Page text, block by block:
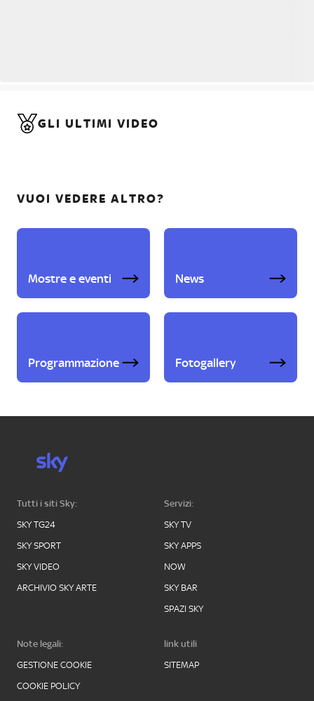
GLI ULTIMI VIDEO
VUOI VEDERE ALTRO?
Mostre e eventi News
Programmazione Fotogallery
Tutti i siti Sky:
SKY TG24
SKY SPORT
SKY VIDEO
ARCHIVIO SKY ARTE
Servizi:
SKY TV
SKY APPS
NOW
SKY BAR
SPAZI SKY
Note legali:
GESTIONE COOKIE
COOKIE POLICY
link utili
SITEMAP